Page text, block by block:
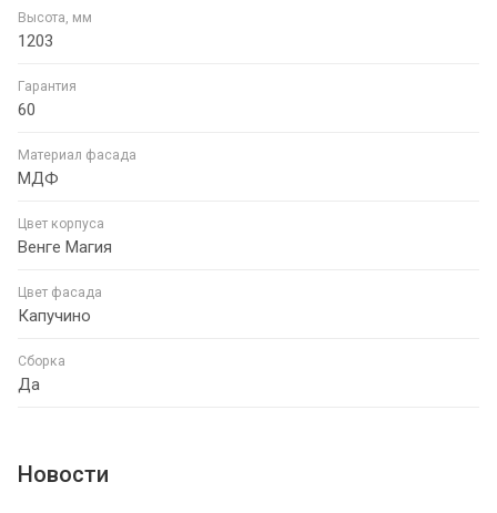
Высота, мм
1203
Гарантия
60
Материал фасада
МДФ
Цвет корпуса
Венге Магия
Цвет фасада
Капучино
Сборка
Да
Новости